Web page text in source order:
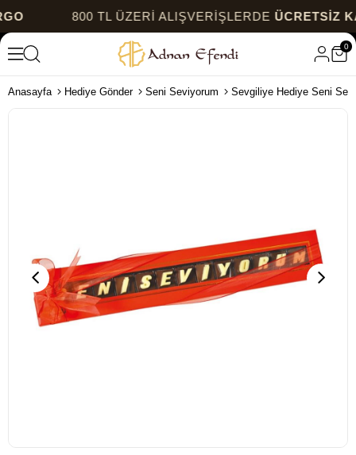
800 TL ÜZERİ ALIŞVERİŞLERDEÜCRETSİZ
0
Anasayfa Hediye Gönder Seni Seviyorum Sevgiliye Hediye Seni